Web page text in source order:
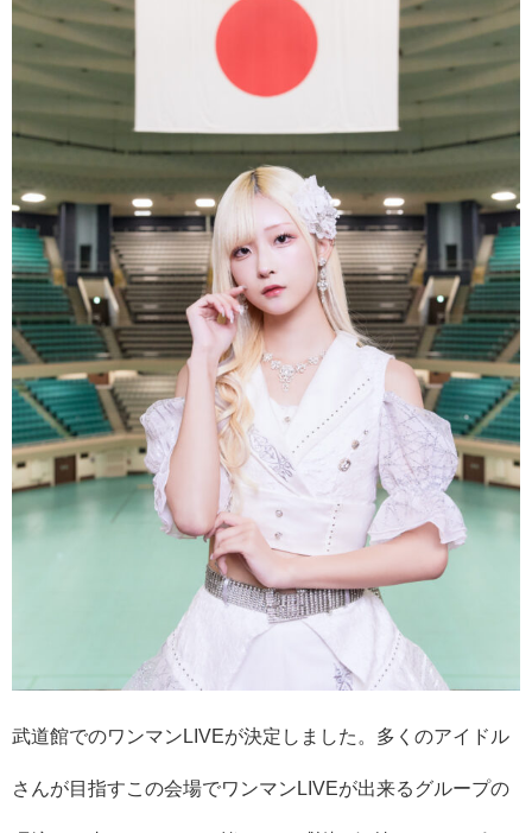
武道館でのワンマンLIVEが決定しました。多くのアイドル
さんが目指すこの会場でワンマンLIVEが出来るグループの